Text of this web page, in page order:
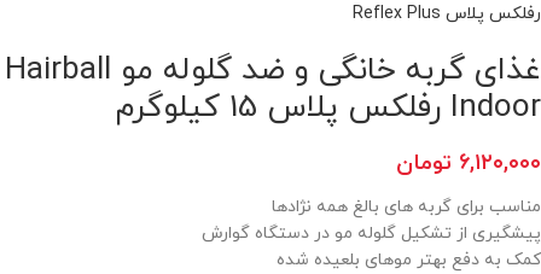
رفلکس پلاس Reflex Plus
غذای گربه خانگی و ضد گلوله مو Hairball
Indoor رفلکس پلاس 15 کیلوگرم
۶,۱۲۰,۰۰۰ تومان
مناسب برای گربه های بالغ همه نژادها
پیشگیری از تشکیل گلوله مو در دستگاه گوارش
کمک به دفع بهتر موهای بلعیده شده